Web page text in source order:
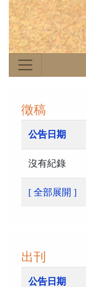
徵稿
公告日期
沒有紀錄
[ 全部展開 ]
出刊
公告日期